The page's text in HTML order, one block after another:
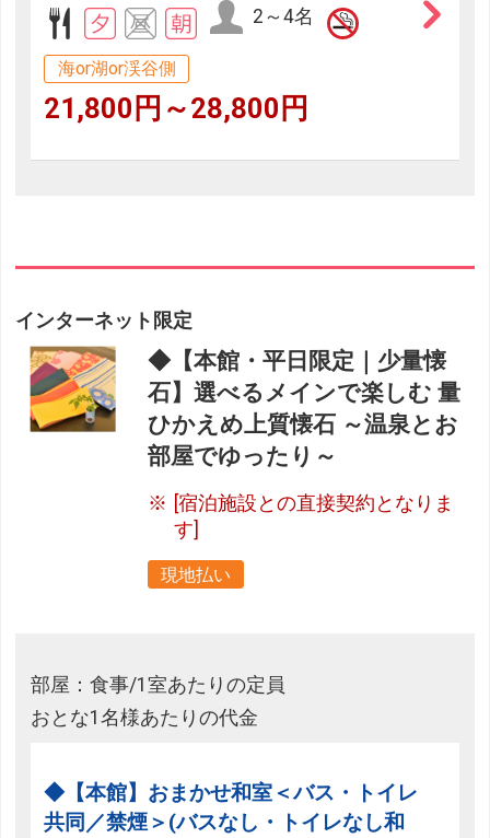
2～4名
海or湖or渓谷側
21,800円～28,800円
インターネット限定
◆【本館・平日限定｜少量懐
石】選べるメインで楽しむ 量
ひかえめ上質懐石 ～温泉とお
部屋でゆったり～
[宿泊施設との直接契約となりま
す]
現地払い
部屋：食事/1室あたりの定員
おとな1名様あたりの代金
◆【本館】おまかせ和室＜バス・トイレ
共同／禁煙＞(バスなし・トイレなし和